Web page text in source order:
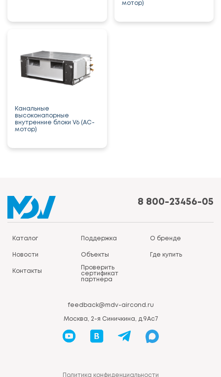
мотор)
Канальные
высоконапорные
внутренние блоки V6 (AC-
мотор)
8 800-23456-05
Каталог Поддержка О бренде
Новости Объекты Где купить
Контакты
Проверить
сертификат
партнера
feedback@mdv-aircond.ru
Москва, 2-я Синичкина, д.9Ас7
Политика конфиденциальности